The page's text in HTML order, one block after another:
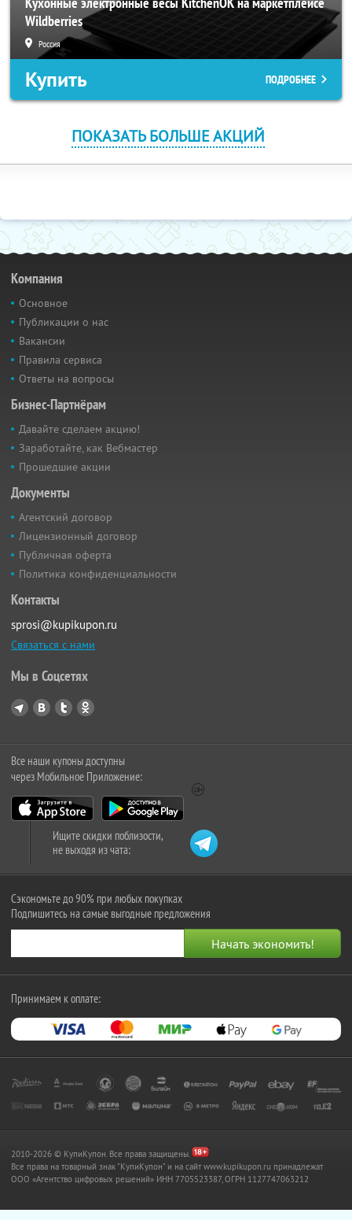
Wildberries
Россия
Купить ПОДРОБНЕЕ
ПОКАЗАТЬ БОЛЬШЕ АКЦИЙ
Компания
Основное
Публикации о нас
Вакансии
Правила сервиса
Ответы на вопросы
Бизнес-Партнёрам
Давайте сделаем акцию!
Заработайте, как Вебмастер
Прошедшие акции
Документы
Агентский договор
Лицензионный договор
Публичная оферта
Политика конфиденциальности
Контакты
sprosi@kupikupon.ru
Связаться с нами
Мы в Соцсетях
Все наши купоны доступны
через Мобильное Приложение:
Ищите скидки поблизости,
не выходя из чата:
Сэкономьте до 90% при любых покупках
Подпишитесь на самые выгодные предложения
Принимаем к оплате:
2010-2026 © КупиКупон. Все права защищены.
Все права на товарный знак "КупиКупон" и на сайт www.kupikupon.ru принадлежат
OOO «Агентство цифровых решений» ИНН 7705523387, ОГРН 1127747063212